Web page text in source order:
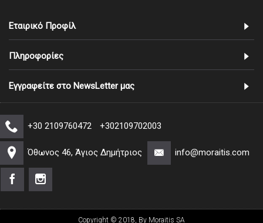
Εταιρικό Προφίλ
Πληροφορίες
Εγγραφείτε στο NewsLetter μας
+30 2109760472 +302109702003
Όθωνος 46, Άγιος Δημήτριος info@moraitis.com
Copyright © 2018, By Moraitis SA